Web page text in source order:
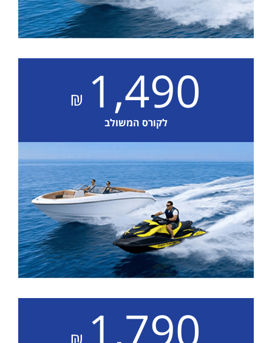
1,490
לקורס המשולב